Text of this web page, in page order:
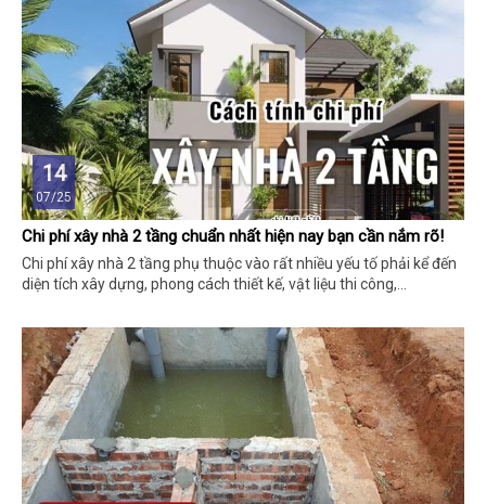
14
07/25
Chi phí xây nhà 2 tầng chuẩn nhất hiện nay bạn cần nắm rõ!
Chi phí xây nhà 2 tầng phụ thuộc vào rất nhiều yếu tố phải kể đến
diện tích xây dựng, phong cách thiết kế, vật liệu thi công,...